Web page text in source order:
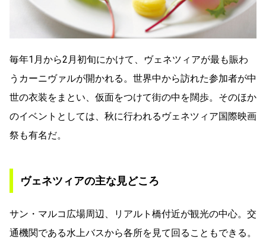
毎年1月から2月初旬にかけて、ヴェネツィアが最も賑わ
うカーニヴァルが開かれる。世界中から訪れた参加者が中
世の衣装をまとい、仮面をつけて街の中を闊歩。そのほか
のイベントとしては、秋に行われるヴェネツィア国際映画
祭も有名だ。
ヴェネツィアの主な見どころ
サン・マルコ広場周辺、リアルト橋付近が観光の中心。交
通機関である水上バスから各所を見て回ることもできる。